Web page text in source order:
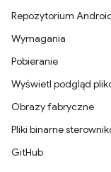
Repozytorium
Wymagania
Pobieranie
Wyświetl podgląd
Obrazy fabryczne
Pliki binarne
GitHub